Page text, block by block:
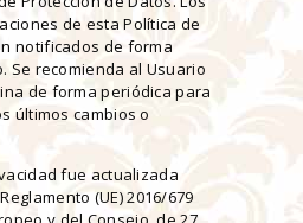
de esta Política de
notificados de forma
Se recomienda al Usuario
de forma periódica para
últimos cambios o
fue actualizada
(UE) 2016/679